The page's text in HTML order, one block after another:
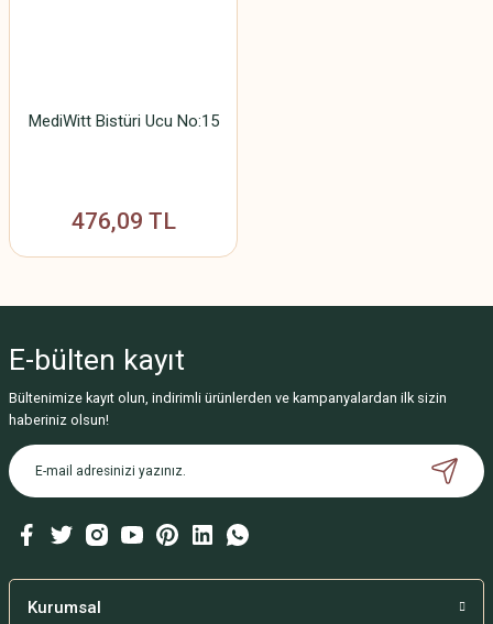
MediWitt Bistüri Ucu No:15
476,09 TL
E-bülten kayıt
Bültenimize kayıt olun, indirimli ürünlerden ve kampanyalardan ilk sizin
haberiniz olsun!
Kurumsal